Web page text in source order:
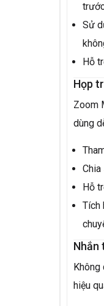
Sử
Hỗ
Họp
Zoom
dùng
Hỗ
Tích
Nhắn
Không
hiệu